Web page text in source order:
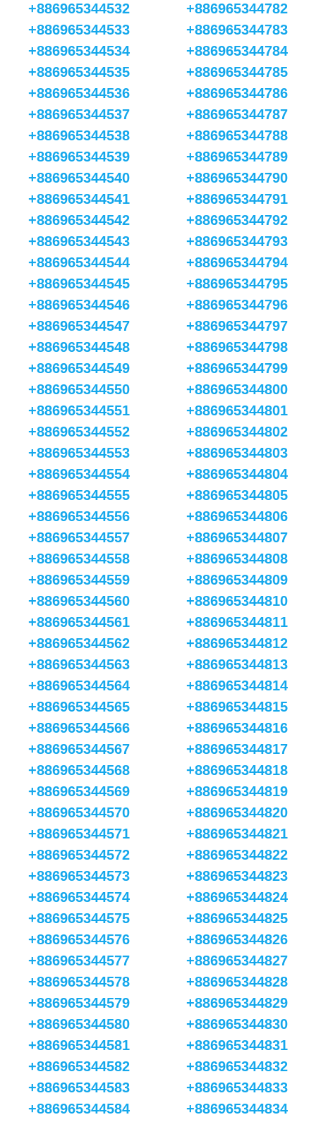
+886965344532
+886965344533
+886965344534
+886965344535
+886965344536
+886965344537
+886965344538
+886965344539
+886965344540
+886965344541
+886965344542
+886965344543
+886965344544
+886965344545
+886965344546
+886965344547
+886965344548
+886965344549
+886965344550
+886965344551
+886965344552
+886965344553
+886965344554
+886965344555
+886965344556
+886965344557
+886965344558
+886965344559
+886965344560
+886965344561
+886965344562
+886965344563
+886965344564
+886965344565
+886965344566
+886965344567
+886965344568
+886965344569
+886965344570
+886965344571
+886965344572
+886965344573
+886965344574
+886965344575
+886965344576
+886965344577
+886965344578
+886965344579
+886965344580
+886965344581
+886965344582
+886965344583
+886965344584
+886965344782
+886965344783
+886965344784
+886965344785
+886965344786
+886965344787
+886965344788
+886965344789
+886965344790
+886965344791
+886965344792
+886965344793
+886965344794
+886965344795
+886965344796
+886965344797
+886965344798
+886965344799
+886965344800
+886965344801
+886965344802
+886965344803
+886965344804
+886965344805
+886965344806
+886965344807
+886965344808
+886965344809
+886965344810
+886965344811
+886965344812
+886965344813
+886965344814
+886965344815
+886965344816
+886965344817
+886965344818
+886965344819
+886965344820
+886965344821
+886965344822
+886965344823
+886965344824
+886965344825
+886965344826
+886965344827
+886965344828
+886965344829
+886965344830
+886965344831
+886965344832
+886965344833
+886965344834